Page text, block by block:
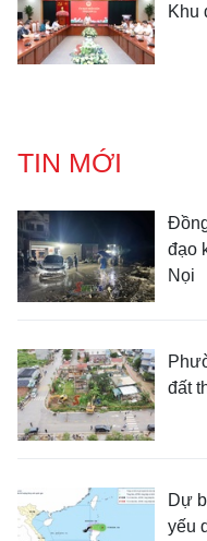
Khu
TIN MỚI
đạo
Nọi
đất
Dự
yếu